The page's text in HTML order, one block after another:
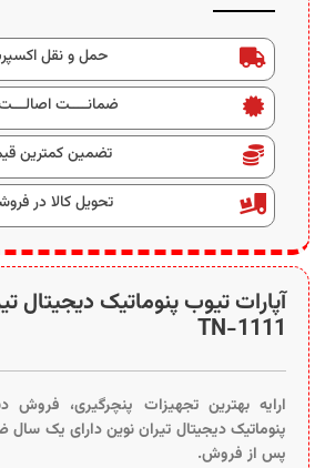
آپارات تیوب پنوماتیک دیجیتال
TN-1111
ارایه بهترین تجهیزات پنچرگیری، فروش
پنوماتیک دیجیتال تیران نوین دارای یک
پس از فروش.
حمل و نقل
ضمانــــت
تضمین کمترین
تحویل کالا در